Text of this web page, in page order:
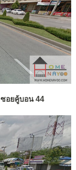
ซอยคู้บอน 44